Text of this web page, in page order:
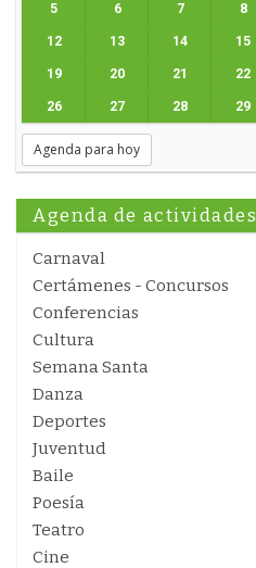
5 6 7 8
12 13 14 15
19 20 21 22
26 27 28 29
Agenda para hoy
Agenda de actividades
Carnaval
Certámenes - Concursos
Conferencias
Cultura
Semana Santa
Danza
Deportes
Juventud
Baile
Poesía
Teatro
Cine